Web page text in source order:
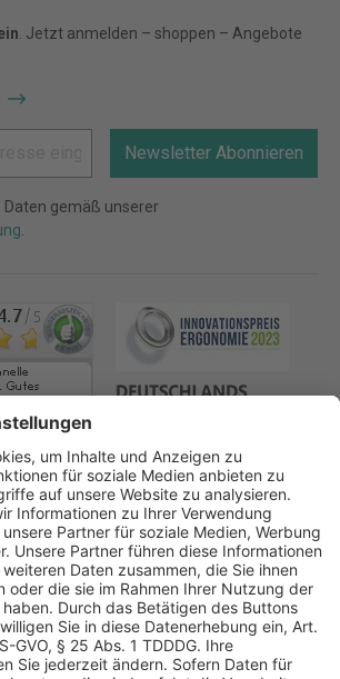
. Jetzt anmelden – shoppen – Angebote
Newsletter Abonnieren
Daten gemäß unserer